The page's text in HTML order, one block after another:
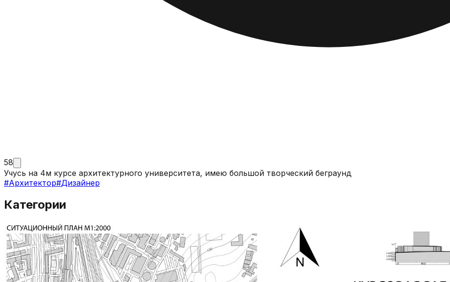
58
Учусь на 4м курсе архитектурного университета, имею большой творческий беграунд
#Архитектор#Дизайнер
Категории